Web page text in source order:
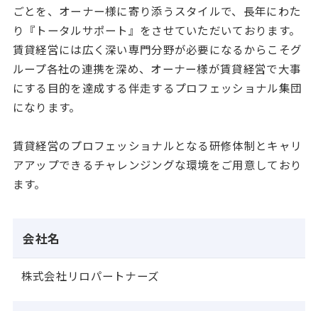
ごとを、オーナー様に寄り添うスタイルで、長年にわた
り『トータルサポート』をさせていただいております。
賃貸経営には広く深い専門分野が必要になるからこそグ
ループ各社の連携を深め、オーナー様が賃貸経営で大事
にする目的を達成する伴走するプロフェッショナル集団
になります。
賃貸経営のプロフェッショナルとなる研修体制とキャリ
アアップできるチャレンジングな環境をご用意しており
ます。
会社名
株式会社リロパートナーズ